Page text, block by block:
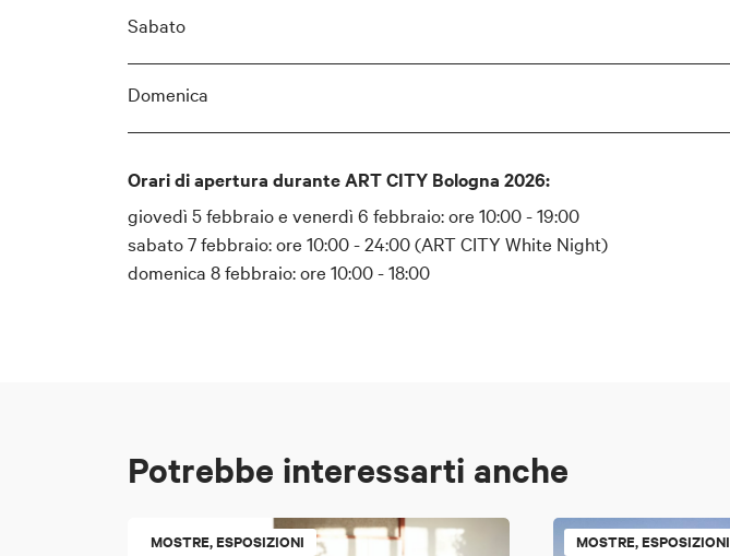
Sabato
Domenica
Orari di apertura durante ART CITY Bologna 2026:
giovedì 5 febbraio e venerdì 6 febbraio: ore 10:00 - 19:00
sabato 7 febbraio: ore 10:00 - 24:00 (ART CITY White Night)
domenica 8 febbraio: ore 10:00 - 18:00
Potrebbe interessarti anche
MOSTRE, ESPOSIZIONI MOSTRE, ESPOSIZIONI